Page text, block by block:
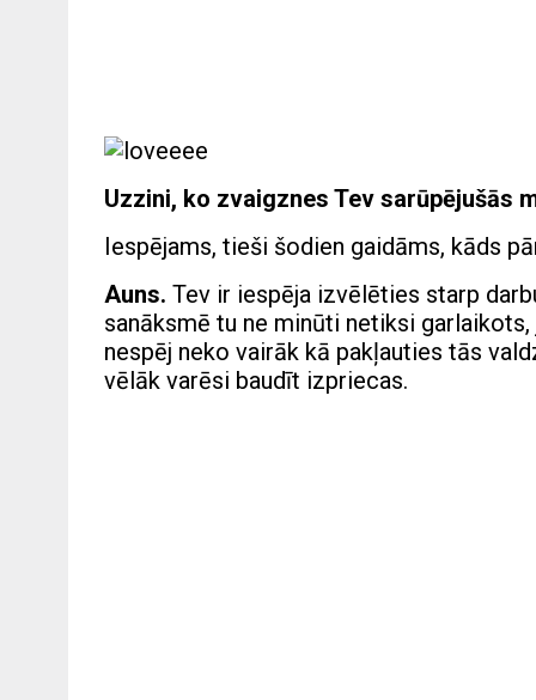
Uzzini, ko zvaigznes Tev sarūpējušās
Iespējams, tieši šodien gaidāms, kāds
Auns. Tev ir iespēja izvēlēties starp
sanāksmē tu ne minūti netiksi
nespēj neko vairāk kā pakļauties tās
vēlāk varēsi baudīt izpriecas.